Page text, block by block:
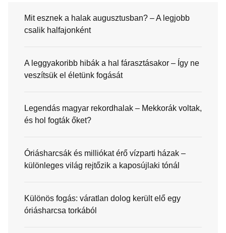
Mit esznek a halak augusztusban? – A legjobb
csalik halfajonként
A leggyakoribb hibák a hal fárasztásakor – Így ne
veszítsük el életünk fogását
Legendás magyar rekordhalak – Mekkorák voltak,
és hol fogták őket?
Óriásharcsák és milliókat érő vízparti házak –
különleges világ rejtőzik a kaposújlaki tónál
Különös fogás: váratlan dolog került elő egy
óriásharcsa torkából